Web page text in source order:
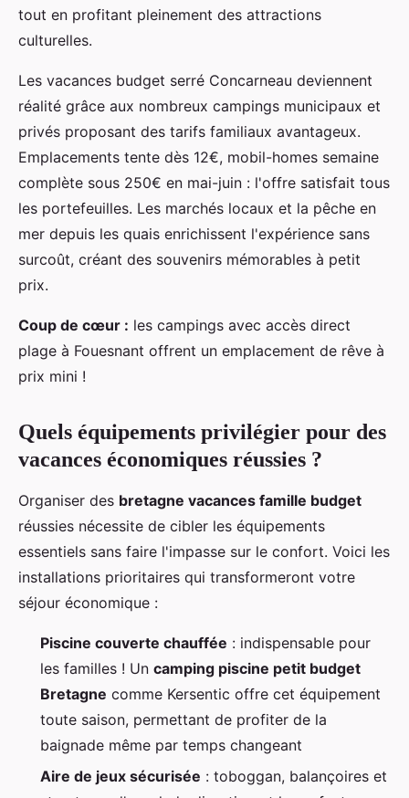
tout en profitant pleinement des attractions
culturelles.
Les vacances budget serré Concarneau deviennent
réalité grâce aux nombreux campings municipaux et
privés proposant des tarifs familiaux avantageux.
Emplacements tente dès 12€, mobil-homes semaine
complète sous 250€ en mai-juin : l'offre satisfait tous
les portefeuilles. Les marchés locaux et la pêche en
mer depuis les quais enrichissent l'expérience sans
surcoût, créant des souvenirs mémorables à petit
prix.
Coup de cœur : les campings avec accès direct
plage à Fouesnant offrent un emplacement de rêve à
prix mini !
Quels équipements privilégier pour des
vacances économiques réussies ?
Organiser des bretagne vacances famille budget
réussies nécessite de cibler les équipements
essentiels sans faire l'impasse sur le confort. Voici les
installations prioritaires qui transformeront votre
séjour économique :
Piscine couverte chauffée : indispensable pour
les familles ! Un camping piscine petit budget
Bretagne comme Kersentic offre cet équipement
toute saison, permettant de profiter de la
baignade même par temps changeant
Aire de jeux sécurisée : toboggan, balançoires et